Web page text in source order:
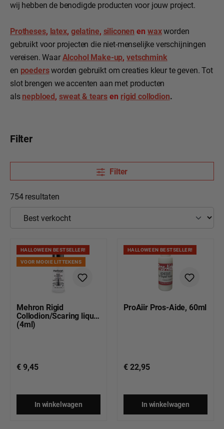
wij hebben de benodigde producten voor jouw project.
Protheses, latex, gelatine, siliconen enwaxworden
gebruikt voor projecten die niet-menselijke verschijningen
vereisen. WaarAlcohol Make-up,vetschmink
en poedersworden gebruikt om creaties kleur te geven. Tot
slot brengen we accenten aan met producten
alsnepbloed,sweat & tearsen rigid collodion.
Filter
Filter
754 resultaten
HALLOWEEN BESTSELLER!
VOOR MOOIE LITTEKENS
Mehron Rigid
Collodion/Scaring liquid
(4ml)
€ 9,45
In winkelwagen
HALLOWEEN BESTSELLER!
ProAiir Pros-Aide, 60ml
€ 22,95
In winkelwagen